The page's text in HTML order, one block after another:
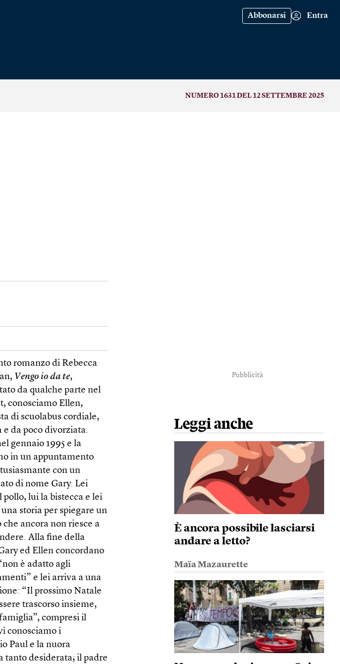
Abbonarsi Entra
NUMERO 1631 DEL 12 SETTEMBRE 2025
romanzo di Rebecca
Vengo io da te,
da qualche parte nel
conosciamo Ellen,
di scuolabus cordiale,
e da poco divorziata.
gennaio 1995 e la
in un appuntamento
con un
di nome Gary. Lei
pollo, lui la bistecca e lei
storia per spiegare un
ancora non riesce a
Alla fine della
ed Ellen concordano
è adatto agli
e lei arriva a una
“Il prossimo Natale
trascorso insieme,
compresi il
conosciamo i
Paul e la nuora
tanto desiderata; il padre
Pubblicità
Leggi anche
È ancora possibile lasciarsi
andare a letto?
Maïa Mazaurette